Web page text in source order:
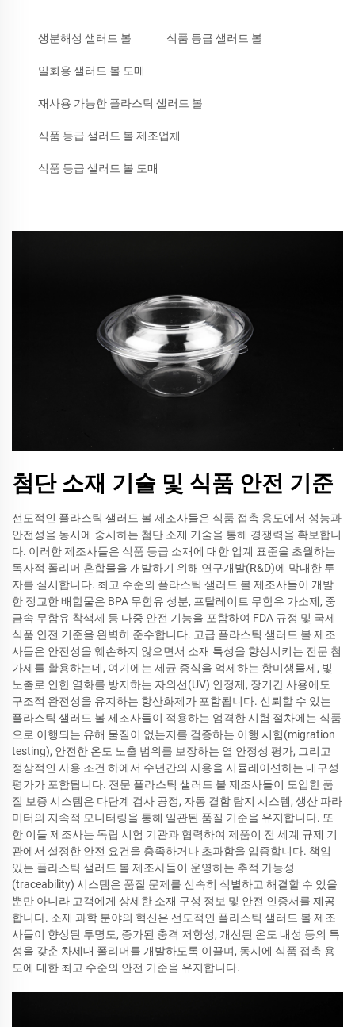
생분해성 샐러드 볼 식품 등급 샐러드 볼
일회용 샐러드 볼 도매
재사용 가능한 플라스틱 샐러드 볼
식품 등급 샐러드 볼 제조업체
식품 등급 샐러드 볼 도매
첨단 소재 기술 및 식품 안전 기준
선도적인 플라스틱 샐러드 볼 제조사들은 식품 접촉 용도에서 성능과
안전성을 동시에 중시하는 첨단 소재 기술을 통해 경쟁력을 확보합니
다. 이러한 제조사들은 식품 등급 소재에 대한 업계 표준을 초월하는
독자적 폴리머 혼합물을 개발하기 위해 연구개발(R&D)에 막대한 투
자를 실시합니다. 최고 수준의 플라스틱 샐러드 볼 제조사들이 개발
한 정교한 배합물은 BPA 무함유 성분, 프탈레이트 무함유 가소제, 중
금속 무함유 착색제 등 다중 안전 기능을 포함하여 FDA 규정 및 국제
식품 안전 기준을 완벽히 준수합니다. 고급 플라스틱 샐러드 볼 제조
사들은 안전성을 훼손하지 않으면서 소재 특성을 향상시키는 전문 첨
가제를 활용하는데, 여기에는 세균 증식을 억제하는 항미생물제, 빛
노출로 인한 열화를 방지하는 자외선(UV) 안정제, 장기간 사용에도
구조적 완전성을 유지하는 항산화제가 포함됩니다. 신뢰할 수 있는
플라스틱 샐러드 볼 제조사들이 적용하는 엄격한 시험 절차에는 식품
으로 이행되는 유해 물질이 없는지를 검증하는 이행 시험(migration
testing), 안전한 온도 노출 범위를 보장하는 열 안정성 평가, 그리고
정상적인 사용 조건 하에서 수년간의 사용을 시뮬레이션하는 내구성
평가가 포함됩니다. 전문 플라스틱 샐러드 볼 제조사들이 도입한 품
질 보증 시스템은 다단계 검사 공정, 자동 결함 탐지 시스템, 생산 파라
미터의 지속적 모니터링을 통해 일관된 품질 기준을 유지합니다. 또
한 이들 제조사는 독립 시험 기관과 협력하여 제품이 전 세계 규제 기
관에서 설정한 안전 요건을 충족하거나 초과함을 입증합니다. 책임
있는 플라스틱 샐러드 볼 제조사들이 운영하는 추적 가능성
(traceability) 시스템은 품질 문제를 신속히 식별하고 해결할 수 있을
뿐만 아니라 고객에게 상세한 소재 구성 정보 및 안전 인증서를 제공
합니다. 소재 과학 분야의 혁신은 선도적인 플라스틱 샐러드 볼 제조
사들이 향상된 투명도, 증가된 충격 저항성, 개선된 온도 내성 등의 특
성을 갖춘 차세대 폴리머를 개발하도록 이끌며, 동시에 식품 접촉 용
도에 대한 최고 수준의 안전 기준을 유지합니다.